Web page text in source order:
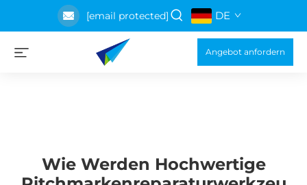
[email protected] DE
Angebot anfordern
Wie Werden Hochwertige